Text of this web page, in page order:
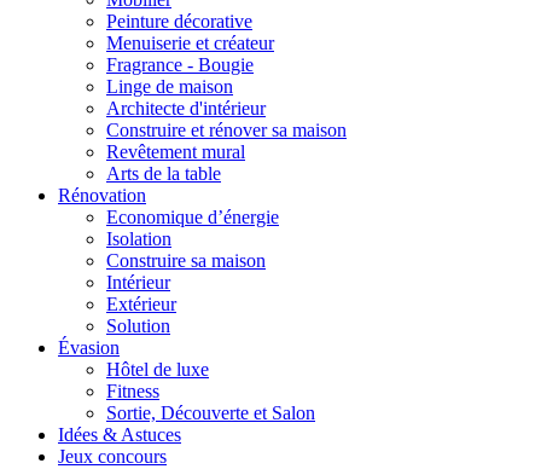
Peinture décorative
Menuiserie et créateur
Fragrance - Bougie
Linge de maison
Architecte d'intérieur
Construire et rénover sa maison
Revêtement mural
Arts de la table
Rénovation
Economique d’énergie
Isolation
Construire sa maison
Intérieur
Extérieur
Solution
Évasion
Hôtel de luxe
Fitness
Sortie, Découverte et Salon
Idées & Astuces
Jeux concours